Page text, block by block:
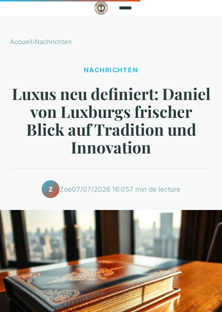
Accueil›Nachrichten
NACHRICHTEN
Luxus neu definiert: Daniel
von Luxburgs frischer
Blick auf Tradition und
Innovation
Z Zoe07/07/2026 16:057 min de lecture